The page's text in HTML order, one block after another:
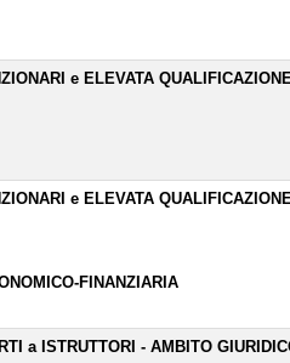
e ELEVATA
e ELEVATA
FINANZIARIA
a ISTRUTTORI - AMBITO